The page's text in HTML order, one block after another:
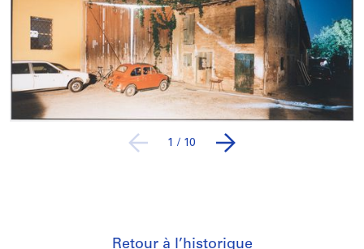
1 / 10
Retour à l’historique